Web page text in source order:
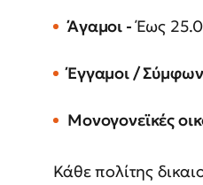
Άγαμοι -Έως
Έγγαμοι /
Μονογονεϊκές
Κάθε πολίτης